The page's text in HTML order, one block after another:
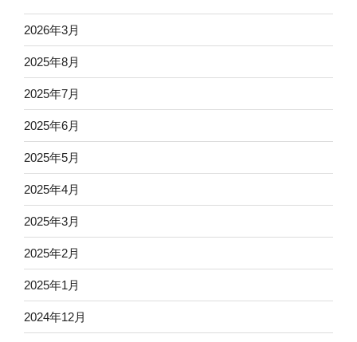
2026年3月
2025年8月
2025年7月
2025年6月
2025年5月
2025年4月
2025年3月
2025年2月
2025年1月
2024年12月